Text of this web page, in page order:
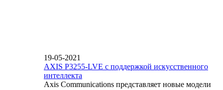
19-05-2021
AXIS P3255-LVE с поддержкой искусственного
интеллекта
Axis Communications представляет новые модели